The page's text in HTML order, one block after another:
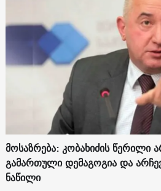
მოსაზრება: კობახიძის წერილი
გამართული დემაგოგია და
ნაწილი